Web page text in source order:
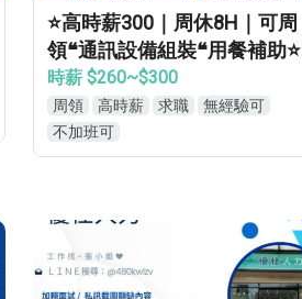
⭐高時薪300｜周休8H｜可周
領❝通訊設備組裝❝用餐補助⭐
等當兵可❝免經驗
時薪 $260~$300
周領 高時薪 求職
無經驗可
不加班可